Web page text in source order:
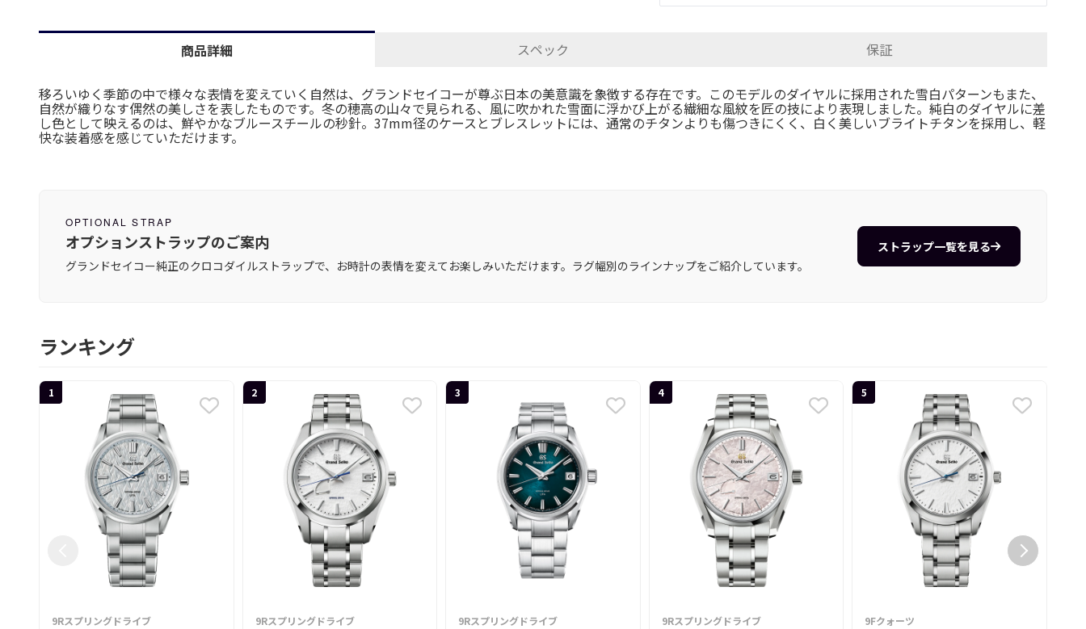
商品詳細 スペック 保証
移ろいゆく季節の中で様々な表情を変えていく自然は、グランドセイコーが尊ぶ日本の美意識を象徴する存在です。このモデルのダイヤルに採用された雪白パターンもまた、
自然が織りなす偶然の美しさを表したものです。冬の穂高の山々で見られる、風に吹かれた雪面に浮かび上がる繊細な風紋を匠の技により表現しました。純白のダイヤルに差
し色として映えるのは、鮮やかなブルースチールの秒針。37mm径のケースとブレスレットには、通常のチタンよりも傷つきにくく、白く美しいブライトチタンを採用し、軽
快な装着感を感じていただけます。
OPTIONAL STRAP
オプションストラップのご案内
グランドセイコー純正のクロコダイルストラップで、お時計の表情を変えてお楽しみいただけます。ラグ幅別のラインナップをご紹介しています。
ストラップ一覧を見る
ランキング
1
9Rスプリングドライブ
2
9Rスプリングドライブ
3
9Rスプリングドライブ
4
9Rスプリングドライブ
5
9Fクォーツ